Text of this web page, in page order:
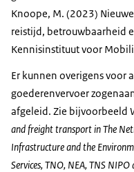
Knoope, M. (2023)
reistijd, betrouwbaarheid
Kennisinstituut voor
Er kunnen overigens
goederenvervoer
afgeleid. Zie bijvoorbeeld
and freight transport in The
Infrastructure and the
Services, TNO, NEA, TNS